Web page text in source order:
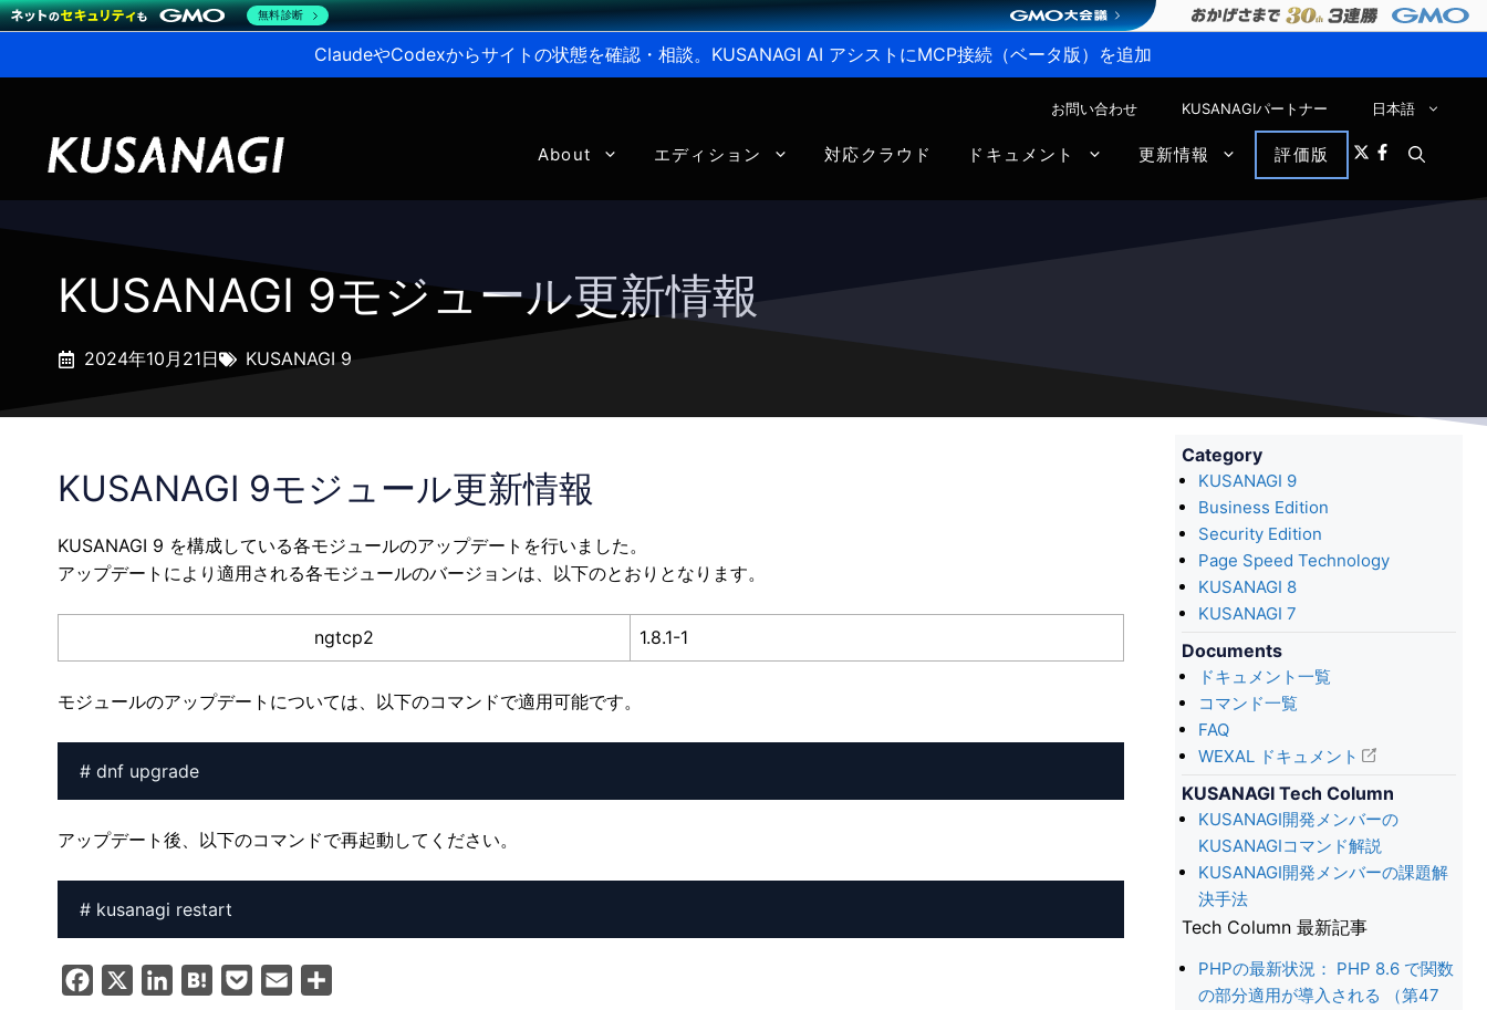
ClaudeやCodexからサイトの状態を確認・相談。KUSANAGI AI アシストにMCP接続（ベータ版）を追加
お問い合わせ KUSANAGIパートナー 日本語
About エディション 対応クラウド ドキュメント 更新情報 評価版
KUSANAGI 9モジュール更新情報
2024年10月21日 KUSANAGI 9
KUSANAGI 9モジュール更新情報
KUSANAGI 9 を構成している各モジュールのアップデートを行いました。
アップデートにより適用される各モジュールのバージョンは、以下のとおりとなります。
ngtcp2 1.8.1-1
モジュールのアップデートについては、以下のコマンドで適用可能です。
# dnf upgrade
アップデート後、以下のコマンドで再起動してください。
# kusanagi restart
Category
KUSANAGI 9
Business Edition
Security Edition
Page Speed Technology
KUSANAGI 8
KUSANAGI 7
Documents
ドキュメント一覧
コマンド一覧
FAQ
WEXAL ドキュメント
KUSANAGI Tech Column
KUSANAGI開発メンバーの
KUSANAGIコマンド解説
KUSANAGI開発メンバーの課題解
決手法
Tech Column 最新記事
PHPの最新状況： PHP 8.6 で関数
の部分適用が導入される （第47
無料診断